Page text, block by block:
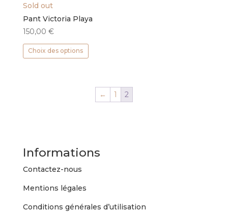
Sold out
Pant Victoria Playa
150,00 €
Choix des options
Ce
variations.
Les
sur
produit
← 1 2
Informations
Contactez-nous
Mentions légales
Conditions générales d’utilisation